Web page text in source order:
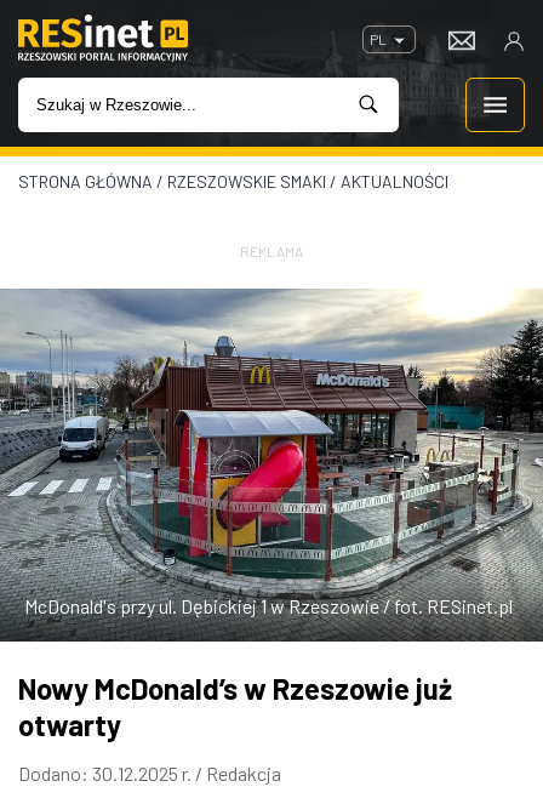
PL
WIADOMOŚCI
IMPREZY
ROZRYWKA
W KINACH
GASTRONOMIA
ZDJĘCIA
W RZESZOWIE
STRONA GŁÓWNA / RZESZOWSKIE SMAKI / AKTUALNOŚCI
REKLAMA
McDonald's przy ul. Dębickiej 1 w Rzeszowie / fot. RESinet.pl
Nowy McDonald’s w Rzeszowie już
otwarty
Dodano: 30.12.2025 r. / Redakcja